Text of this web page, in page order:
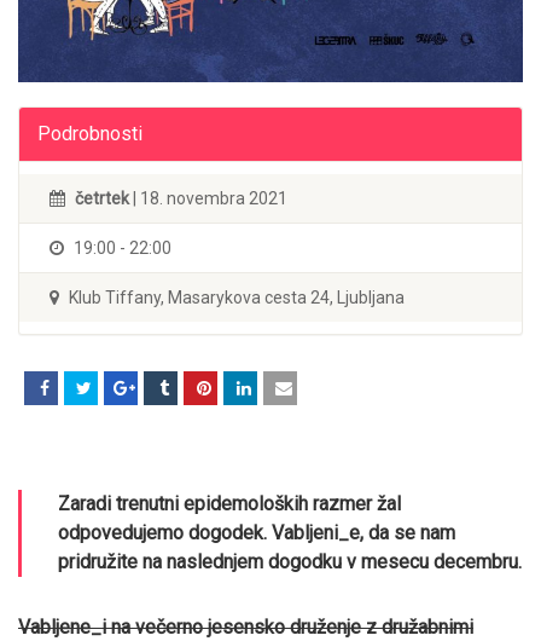
Podrobnosti
četrtek | 18. novembra 2021
19:00 - 22:00
Klub Tiffany, Masarykova cesta 24, Ljubljana
Zaradi trenutni epidemoloških razmer žal
odpovedujemo dogodek. Vabljeni_e, da se nam
pridružite na naslednjem dogodku v mesecu decembru.
Vabljene_i na večerno jesensko druženje z družabnimi